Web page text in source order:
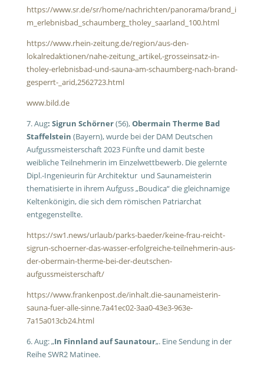
https://www.sr.de/sr/home/nachrichten/panorama/brand_i
m_erlebnisbad_schaumberg_tholey_saarland_100.html
https://www.rhein-zeitung.de/region/aus-den-
lokalredaktionen/nahe-zeitung_artikel,-grosseinsatz-in-
tholey-erlebnisbad-und-sauna-am-schaumberg-nach-brand-
gesperrt-_arid,2562723.html
www.bild.de
7. Aug: Sigrun Schörner(56),Obermain Therme Bad
Staffelstein (Bayern), wurde bei der DAM Deutschen
Aufgussmeisterschaft 2023 Fünfte und damit beste
weibliche Teilnehmerin im Einzelwettbewerb. Die gelernte
Dipl.-Ingenieurin für Architektur und Saunameisterin
thematisierte in ihrem Aufguss „Boudica“ die gleichnamige
Keltenkönigin, die sich dem römischen Patriarchat
entgegenstellte.
https://sw1.news/urlaub/parks-baeder/keine-frau-reicht-
sigrun-schoerner-das-wasser-erfolgreiche-teilnehmerin-aus-
der-obermain-therme-bei-der-deutschen-
aufgussmeisterschaft/
https://www.frankenpost.de/inhalt.die-saunameisterin-
sauna-fuer-alle-sinne.7a41ec02-3aa0-43e3-963e-
7a15a013cb24.html
6. Aug: „In Finnland auf Saunatour„. Eine Sendung in der
Reihe SWR2 Matinee.